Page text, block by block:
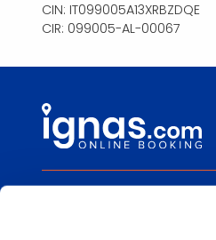
CIN: IT099005A13XRBZDQE
CIR: 099005-AL-00067
0471